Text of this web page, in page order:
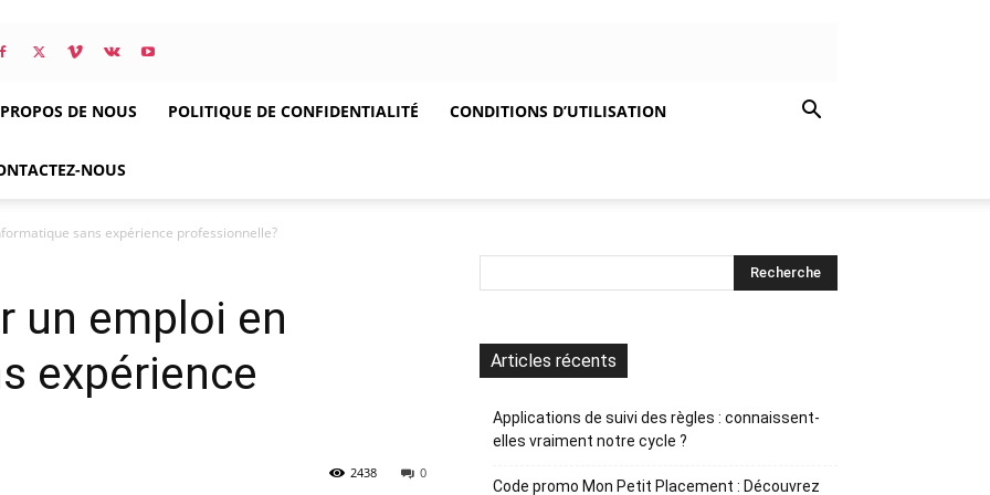
DE NOUS POLITIQUE DE CONFIDENTIALITÉ CONDITIONS D’UTILISATION
NOUS
sans expérience professionnelle?
un emploi en
expérience
0
2438
Articles récents
Applications de suivi des règles : connaissent-
elles vraiment notre cycle ?
Code promo Mon Petit Placement : Découvrez